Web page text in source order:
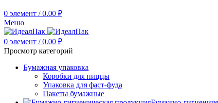
0 элемент / 0.00 ₽
Меню
0 элемент / 0.00 ₽
Просмотр категорий
Бумажная упаковка
Коробки для пиццы
Упаковка для фаст-фуда
Пакеты бумажные